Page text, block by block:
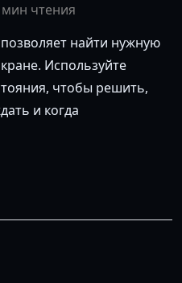
мин чтения
найти нужную
Используйте
чтобы решить,
и когда